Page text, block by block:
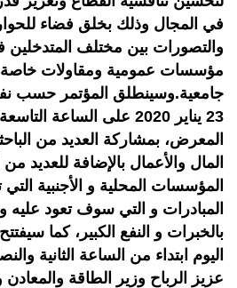
في المجال وذلك بخلق فضاء
والتصورات بين مختلف
مؤسسات عمومية ومقاولات
جامعية.وسينطلق المؤتمر حسب
23 يناير 2020 على الساعة
المعرض، بمشاركة العديد من
المال والأعمال بالإضافة للعديد
المؤسسات المحلية و الأجنبية
المبادرات و التي سوف تعود عليه
بالخبرات و النفع الكبير، كما
اليوم ابتداء من الساعة الثانية
عزيز الرباح وزير الطاقة